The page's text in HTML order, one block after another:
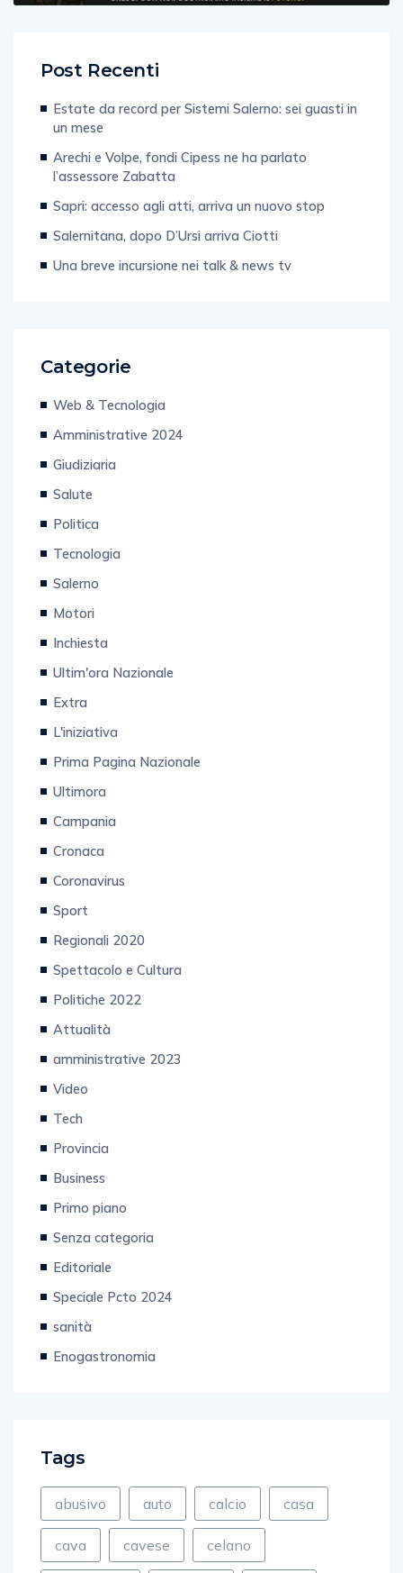
Post Recenti
Estate da record per Sistemi Salerno: sei guasti in
un mese
Arechi e Volpe, fondi Cipess ne ha parlato
l’assessore Zabatta
Sapri: accesso agli atti, arriva un nuovo stop
Salernitana, dopo D’Ursi arriva Ciotti
Una breve incursione nei talk & news tv
Categorie
Web & Tecnologia
Amministrative 2024
Giudiziaria
Salute
Politica
Tecnologia
Salerno
Motori
Inchiesta
Ultim'ora Nazionale
Extra
L'iniziativa
Prima Pagina Nazionale
Ultimora
Campania
Cronaca
Coronavirus
Sport
Regionali 2020
Spettacolo e Cultura
Politiche 2022
Attualità
amministrative 2023
Video
Tech
Provincia
Business
Primo piano
Senza categoria
Editoriale
Speciale Pcto 2024
sanità
Enogastronomia
Tags
abusivo auto calcio casa
cava cavese celano